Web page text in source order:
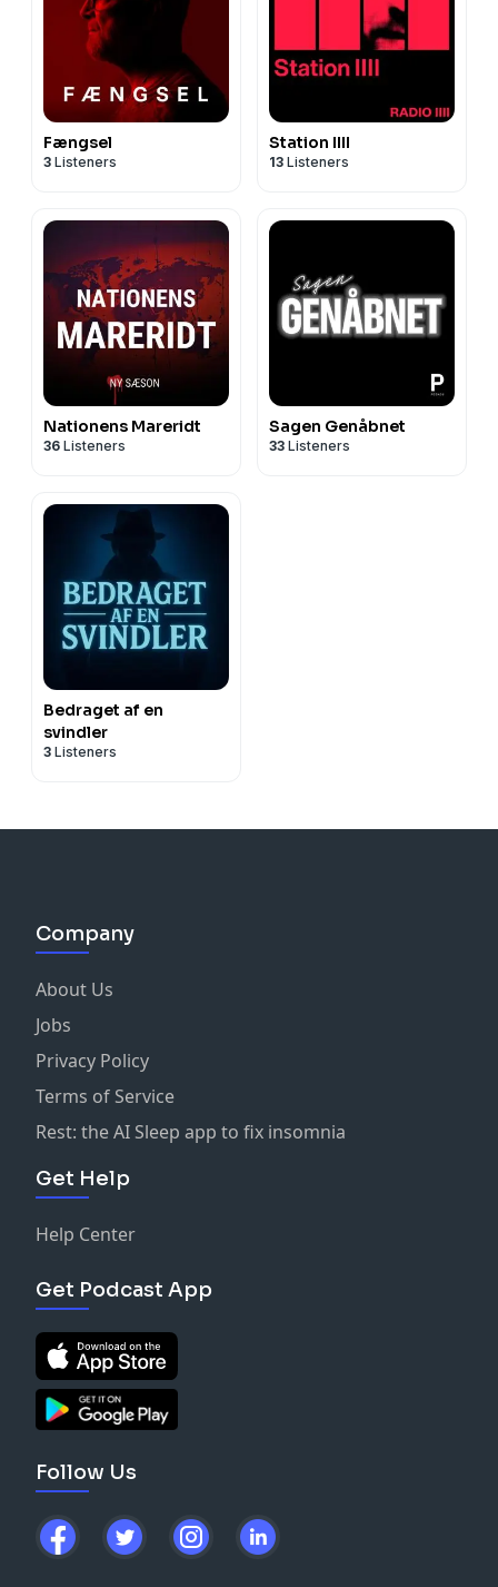
Fængsel
3 Listeners
Station IIII
13 Listeners
Nationens Mareridt
36 Listeners
Sagen Genåbnet
33 Listeners
Bedraget af en
svindler
3 Listeners
Company
About Us
Jobs
Privacy Policy
Terms of Service
Rest: the AI Sleep app to fix insomnia
Get Help
Help Center
Get Podcast App
Follow Us